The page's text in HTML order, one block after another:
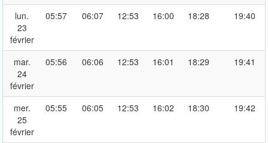
lun.
23
février
05:57 06:07 12:53 16:00 18:28 19:40
mar.
24
février
05:56 06:06 12:53 16:01 18:29 19:41
mer.
25
février
05:55 06:05 12:53 16:02 18:30 19:42